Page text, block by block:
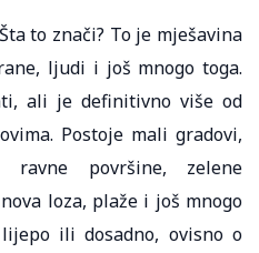
to znači? To je mješavina
ljudi i još mnogo toga.
ali je definitivno više od
Postoje mali gradovi,
ravne površine, zelene
loza, plaže i još mnogo
ili dosadno, ovisno o